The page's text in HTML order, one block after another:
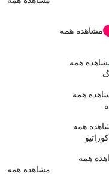
مشاهده همه
همه
همه
همه
همه
مشاهده همه